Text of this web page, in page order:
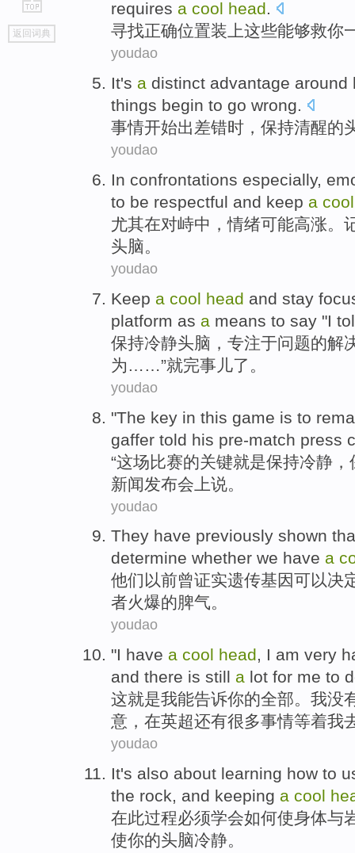
go
top
返回词典
requires a cool head.
寻找正确位置装 上这些能够救你
youdao
It's a distinct advantage around
things begin to go wrong.
事情开始出差错时 ， 保持清醒的
youdao
In confrontations especially,
to be respectful and keep a cool
尤其在对峙中 ，情绪可能高涨。
头脑。
youdao
Keep a cool head and stay
platform as a means to say "I
保持冷静头脑 ， 专注于问题的解
为……”就完事儿了。
youdao
"The key in this game is to
gaffer told his pre-match press
“这场比赛的关键就是保持冷静 ，
新闻发布会上说。
youdao
They have previously shown
determine whether we have a
他们 以前曾证实遗传基因可以决
者火爆的脾气。
youdao
"I have a cool head, I am very
and there is still a lot for me to
这就是我能告诉你的全部。我没
意 ， 在英超还有很多事情等着我
youdao
It's also about learning how to
the rock, and keeping a cool
在此过程必须学会如何使身体与
使你的头脑冷静。